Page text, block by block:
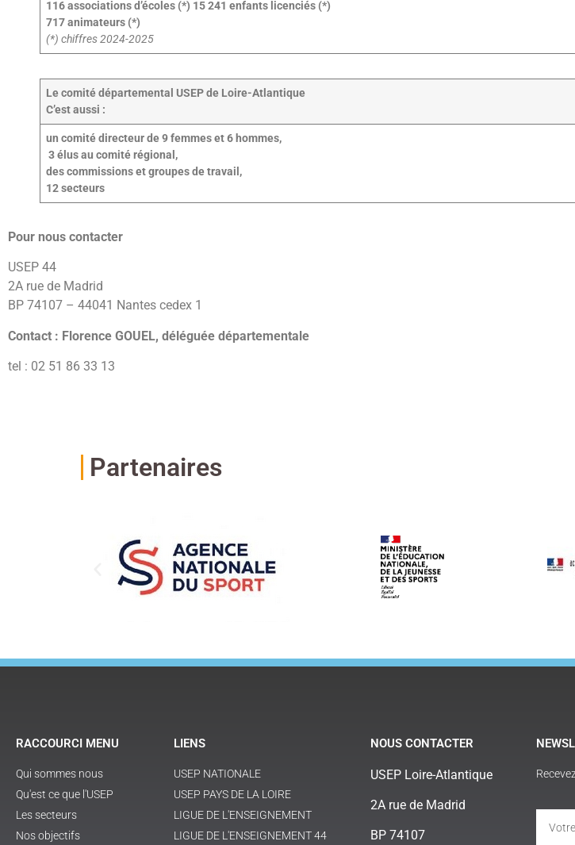
116 associations d’écoles (*) 15 241 enfants licenciés (*)
717 animateurs (*)
(*) chiffres 2024-2025
Le comité départemental USEP de Loire-Atlantique
C’est aussi :
un comité directeur de 9 femmes et 6 hommes,
3 élus au comité régional,
des commissions et groupes de travail,
12 secteurs
Pour nous contacter
USEP 44
2A rue de Madrid
BP 74107 – 44041 Nantes cedex 1
Contact : Florence GOUEL, déléguée départementale
tel : 02 51 86 33 13
Partenaires
RACCOURCI MENU
Qui sommes nous
Qu'est ce que l'USEP
Les secteurs
Nos objectifs
LIENS
USEP NATIONALE
USEP PAYS DE LA LOIRE
LIGUE DE L'ENSEIGNEMENT
LIGUE DE L'ENSEIGNEMENT 44
NOUS CONTACTER
USEP Loire-Atlantique
2A rue de Madrid
BP 74107